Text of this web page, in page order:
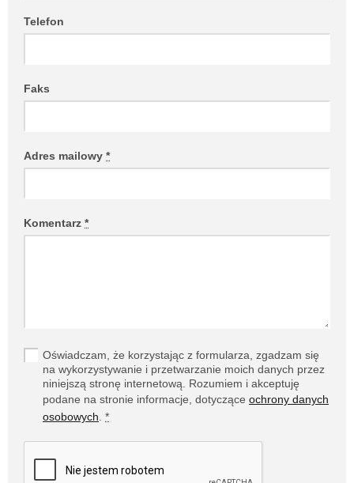
Telefon
Faks
Adres mailowy *
Komentarz *
Oświadczam, że korzystając z formularza, zgadzam się
na wykorzystywanie i przetwarzanie moich danych przez
niniejszą stronę internetową. Rozumiem i akceptuję
podane na stronie informacje, dotyczące ochrony danych
osobowych *